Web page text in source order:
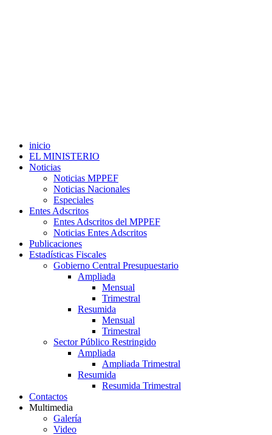
inicio
EL MINISTERIO
Noticias
Noticias MPPEF
Noticias Nacionales
Especiales
Entes Adscritos
Entes Adscritos del MPPEF
Noticias Entes Adscritos
Publicaciones
Estadísticas Fiscales
Gobierno Central Presupuestario
Ampliada
Mensual
Trimestral
Resumida
Mensual
Trimestral
Sector Público Restringido
Ampliada
Ampliada Trimestral
Resumida
Resumida Trimestral
Contactos
Multimedia
Galería
Video